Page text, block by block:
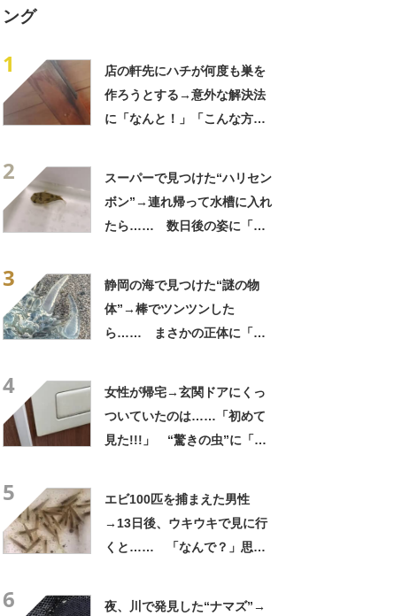
ング
1
店の軒先にハチが何度も巣を
作ろうとする→意外な解決法
に「なんと！」「こんな方法
2
スーパーで見つけた“ハリセン
ボン”→連れ帰って水槽に入れ
たら…… 数日後の姿に「な
3
静岡の海で見つけた“謎の物
体”→棒でツンツンした
ら…… まさかの正体に「ギ
4
女性が帰宅→玄関ドアにくっ
ついていたのは……「初めて
見た!!!」 “驚きの虫”に「良
5
エビ100匹を捕まえた男性
→13日後、ウキウキで見に行
くと…… 「なんで？」思わ
6
夜、川で発見した“ナマズ”→